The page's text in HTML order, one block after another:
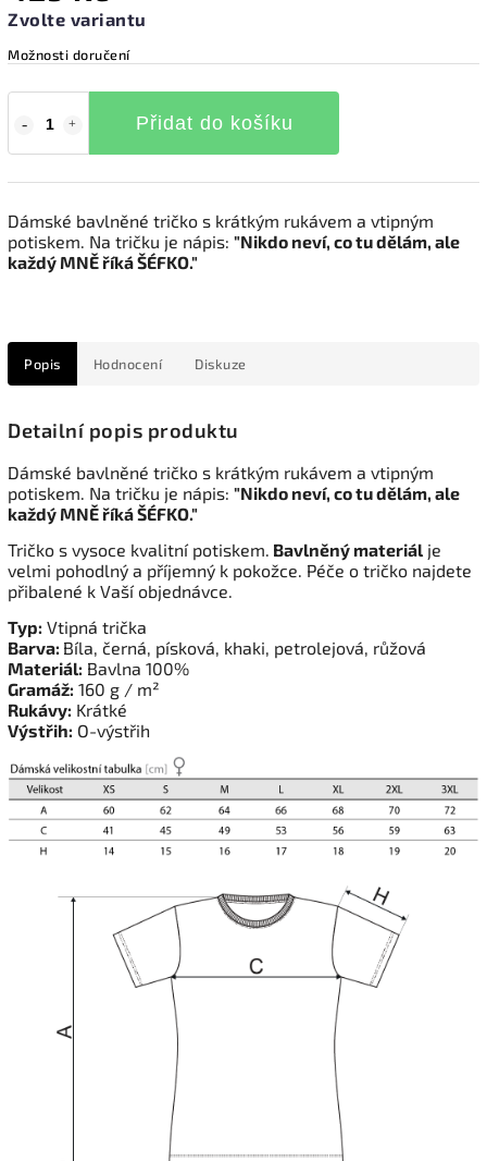
Zvolte variantu
Možnosti doručení
Přidat do košíku
Dámské bavlněné tričko s krátkým rukávem a vtipným
potiskem. Na tričku je nápis: "Nikdo neví, co tu dělám, ale
každý MNĚ říká ŠÉFKO."
Popis Hodnocení Diskuze
Detailní popis produktu
Dámské bavlněné tričko s krátkým rukávem a vtipným
potiskem. Na tričku je nápis: "Nikdo neví, co tu dělám, ale
každý MNĚ říká ŠÉFKO."
Tričko s vysoce kvalitní potiskem. Bavlněný materiál je
velmi pohodlný a příjemný k pokožce. Péče o tričko najdete
přibalené k Vaší objednávce.
Typ: Vtipná trička
Barva: Bíla, černá, písková, khaki, petrolejová, růžová
Materiál: Bavlna 100%
Gramáž: 160 g / m²
Rukávy: Krátké
Výstřih: O-výstřih